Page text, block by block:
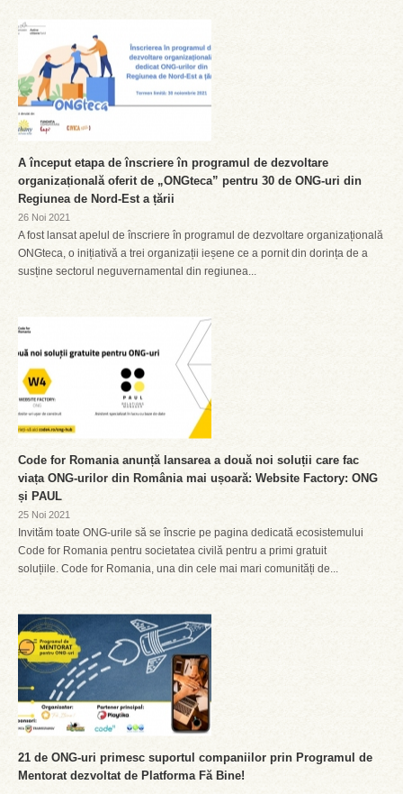
A început etapa de înscriere în programul de dezvoltare
organizațională oferit de „ONGteca” pentru 30 de ONG-uri din
Regiunea de Nord-Est a țării
26 Noi 2021
A fost lansat apelul de înscriere în programul de dezvoltare organizațională
ONGteca, o inițiativă a trei organizații ieșene ce a pornit din dorința de a
susține sectorul neguvernamental din regiunea...
Code for Romania anunță lansarea a două noi soluții care fac
viața ONG-urilor din România mai ușoară: Website Factory: ONG
și PAUL
25 Noi 2021
Invităm toate ONG-urile să se înscrie pe pagina dedicată ecosistemului
Code for Romania pentru societatea civilă pentru a primi gratuit
soluțiile. Code for Romania, una din cele mai mari comunități de...
21 de ONG-uri primesc suportul companiilor prin Programul de
Mentorat dezvoltat de Platforma Fă Bine!